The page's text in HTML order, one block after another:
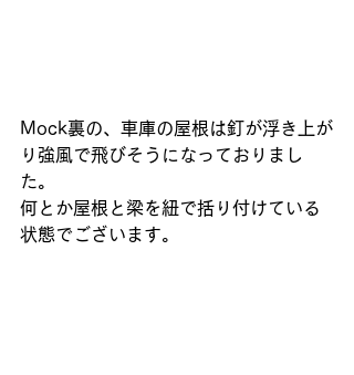
Mock裏の、車庫の屋根は釘が浮き上が
り強風で飛びそうになっておりまし
た。
何とか屋根と梁を紐で括り付けている
状態でございます。